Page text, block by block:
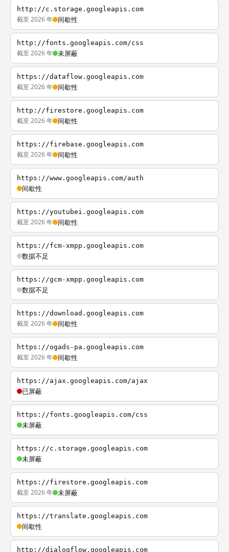
http://c.storage.googleapis.com
截至 2026 年 间歇性
http://fonts.googleapis.com/css
截至 2026 年 未屏蔽
https://dataflow.googleapis.com
截至 2026 年 间歇性
http://firestore.googleapis.com
截至 2026 年 间歇性
https://firebase.googleapis.com
截至 2026 年 间歇性
https://www.googleapis.com/auth
间歇性
https://youtubei.googleapis.com
截至 2026 年 间歇性
https://fcm-xmpp.googleapis.com
数据不足
https://gcm-xmpp.googleapis.com
数据不足
https://download.googleapis.com
截至 2026 年 间歇性
https://ogads-pa.googleapis.com
截至 2026 年 间歇性
https://ajax.googleapis.com/ajax
已屏蔽
https://fonts.googleapis.com/css
未屏蔽
https://c.storage.googleapis.com
未屏蔽
https://firestore.googleapis.com
截至 2026 年 未屏蔽
https://translate.googleapis.com
间歇性
http://dialogflow.googleapis.com